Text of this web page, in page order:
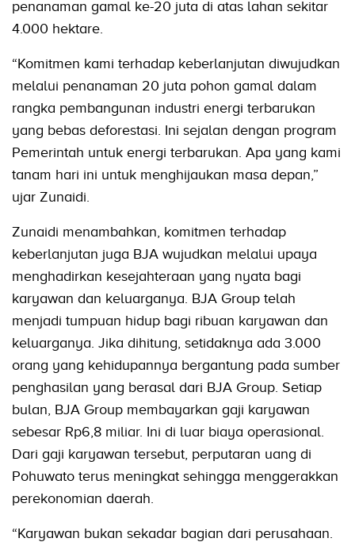
penanaman gamal ke-20 juta di atas lahan sekitar
4.000 hektare.
“Komitmen kami terhadap keberlanjutan diwujudkan
melalui penanaman 20 juta pohon gamal dalam
rangka pembangunan industri energi terbarukan
yang bebas deforestasi. Ini sejalan dengan program
Pemerintah untuk energi terbarukan. Apa yang kami
tanam hari ini untuk menghijaukan masa depan,”
ujar Zunaidi.
Zunaidi menambahkan, komitmen terhadap
keberlanjutan juga BJA wujudkan melalui upaya
menghadirkan kesejahteraan yang nyata bagi
karyawan dan keluarganya. BJA Group telah
menjadi tumpuan hidup bagi ribuan karyawan dan
keluarganya. Jika dihitung, setidaknya ada 3.000
orang yang kehidupannya bergantung pada sumber
penghasilan yang berasal dari BJA Group. Setiap
bulan, BJA Group membayarkan gaji karyawan
sebesar Rp6,8 miliar. Ini di luar biaya operasional.
Dari gaji karyawan tersebut, perputaran uang di
Pohuwato terus meningkat sehingga menggerakkan
perekonomian daerah.
“Karyawan bukan sekadar bagian dari perusahaan.